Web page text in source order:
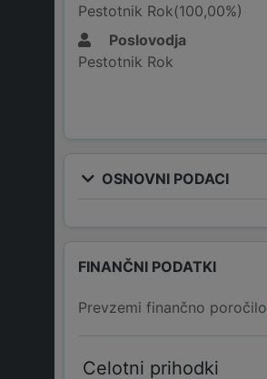
Pestotnik Rok(100,00%)
Poslovodja
Pestotnik Rok
OSNOVNI PODACI
FINANČNI PODATKI
Prevzemi finančno poročilo
Celotni prihodki